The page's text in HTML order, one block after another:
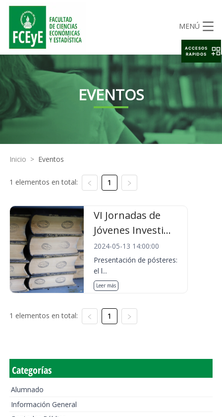
MENÚ
EVENTOS
Inicio > Eventos
1 elementos en total: 1
VI Jornadas de
Jóvenes Investi...
2024-05-13 14:00:00
Presentación de pósteres:
el l...
Leer más
1 elementos en total: 1
Categorías
Alumnado
Información General
ACCESOS
RAPIDOS